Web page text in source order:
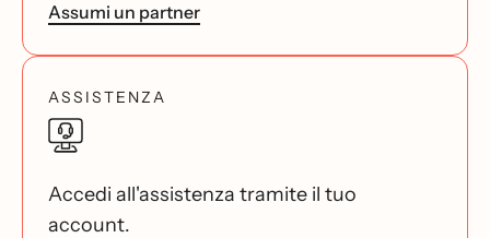
Assumi un partner
ASSISTENZA
Accedi all'assistenza tramite il tuo
account.